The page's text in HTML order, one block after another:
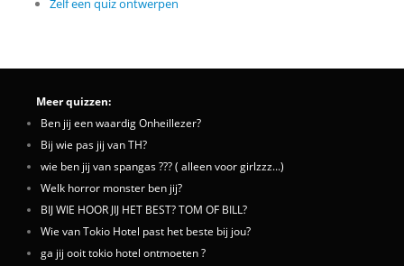
Zelf een quiz ontwerpen
Meer quizzen:
Ben jij een waardig Onheillezer?
Bij wie pas jij van TH?
wie ben jij van spangas ??? ( alleen voor girlzzz...)
Welk horror monster ben jij?
BIJ WIE HOOR JIJ HET BEST? TOM OF BILL?
Wie van Tokio Hotel past het beste bij jou?
ga jij ooit tokio hotel ontmoeten ?